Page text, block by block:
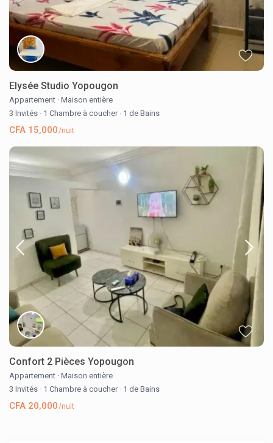
Elysée Studio Yopougon
Appartement · Maison entière
3 Invités · 1 Chambre à coucher · 1 de Bains
CFA 15,000/nuit
Confort 2 Pièces Yopougon
Appartement · Maison entière
3 Invités · 1 Chambre à coucher · 1 de Bains
CFA 20,000/nuit